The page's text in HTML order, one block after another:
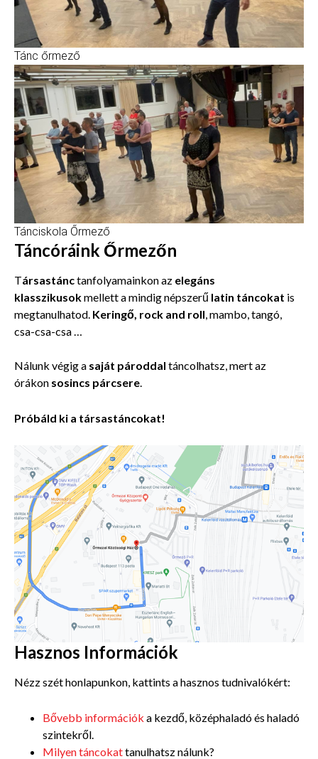
Tánc őrmező
Tánciskola Őrmező
Táncóráink Őrmezőn
Társastánctanfolyamainkon az elegáns
klasszikusokmellett a mindig népszerű latin táncokat is
megtanulhatod. Keringő, rock and roll, mambo, tangó,
csa-csa-csa …
Nálunk végig a saját pároddal táncolhatsz, mert az
órákon sosincs párcsere.
Próbáld ki a társastáncokat!
Hasznos Információk
Nézz szét honlapunkon, kattints a hasznos tudnivalókért:
Bővebb információk a kezdő, középhaladó és haladó
szintekről.
Milyen táncokattanulhatsz nálunk?